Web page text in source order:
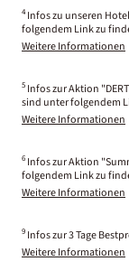
4 Infos zu unseren
folgendem Link zu
Weitere Informationen
5 Infos zur Aktion
sind unter folgendem
Weitere Informationen
6 Infos zur Aktion
folgendem Link zu
Weitere Informationen
9 Infos zur 3 Tage
Weitere Informationen